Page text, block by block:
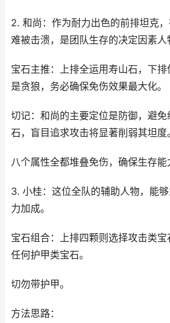
2. 和尚：作为耐力出色的前排坦克
难被击溃，是团队生存的决定因素人
宝石主推：上排全运用寿山石，下
是贪狼，务必确保免伤效果最大化。
切记：和尚的主要定位是防御，避
石，盲目追求攻击将显著削弱其坦度
八个属性全都堆叠免伤，确保生存能
3. 小桂：这位全队的辅助人物，能
力加成。
宝石组合：上排四颗则选择攻击类
任何护甲类宝石。
切勿带护甲。
方法思路：